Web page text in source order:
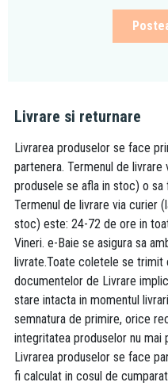
Livrare si returnare
Livrarea produselor se face
partenera. Termenul de
produsele se afla in stoc) o
Termenul de livrare via curier
stoc) este: 24-72 de ore in
Vineri. e-Baie se asigura sa
livrate.Toate coletele se trimit
documentelor de Livrare
stare intacta in momentul
semnatura de primire, orice
integritatea produselor nu mai
Livrarea produselor se face
fi calculat in cosul de